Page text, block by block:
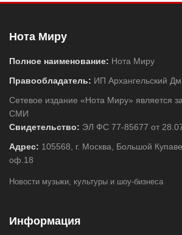
Нота Миру
Полное наименование: Нота Миру
Правообладатель: ИП Архангельский
Сетевое издание «Нота Миру» является
СМИ
Свидетельство: ЭЛ ФС 77-85677 от
Адрес: 105568, г. Москва, Большой
оф.18
Новости музыки, культуры и шоу-бизнеса
Информация